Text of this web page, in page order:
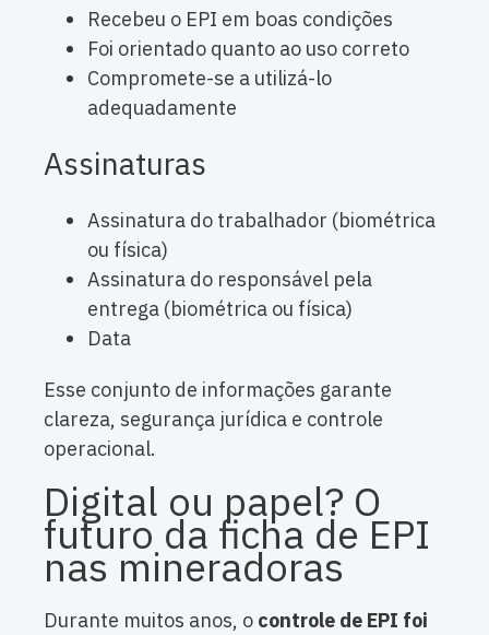
Recebeu o EPI em boas condições
Foi orientado quanto ao uso correto
Compromete-se a utilizá-lo
adequadamente
Assinaturas
Assinatura do trabalhador (biométrica
ou física)
Assinatura do responsável pela
entrega (biométrica ou física)
Data
Esse conjunto de informações garante
clareza, segurança jurídica e controle
operacional.
Digital ou papel? O
futuro da ficha de EPI
nas mineradoras
Durante muitos anos, o controle de EPI foi